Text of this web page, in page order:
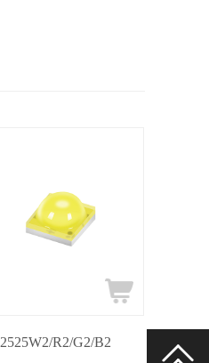
2525W2/R2/G2/B2